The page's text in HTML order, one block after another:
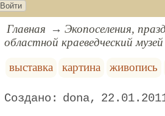
Войти
Главная Экопоселения,
областной краеведческий музей
выставка
картина живопись
dona